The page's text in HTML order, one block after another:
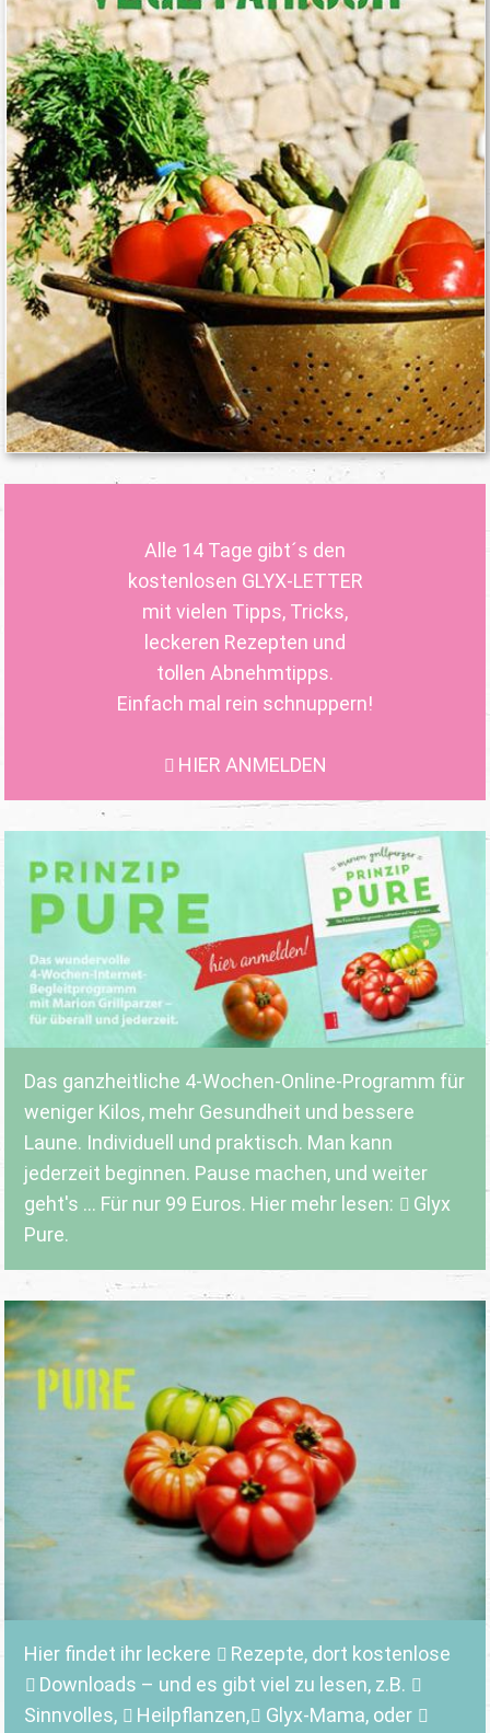
Alle 14 Tage gibt´s den
kostenlosen GLYX-LETTER
mit vielen Tipps, Tricks,
leckeren Rezepten und
tollen Abnehmtipps.
Einfach mal rein schnuppern!
HIER ANMELDEN
Das ganzheitliche 4-Wochen-Online-Programm für
weniger Kilos, mehr Gesundheit und bessere
Laune. Individuell und praktisch. Man kann
jederzeit beginnen. Pause machen, und weiter
geht's ... Für nur 99 Euros. Hier mehr lesen:
Glyx
Pure.
Hier findet ihr leckere Rezepte, dort kostenlose
Downloads – und es gibt viel zu lesen, z.B.
Sinnvolles, Heilpflanzen, Glyx-Mama,oder